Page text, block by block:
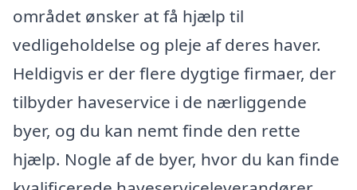
området ønsker at få hjælp til
vedligeholdelse og pleje af deres haver.
Heldigvis er der flere dygtige firmaer, der
tilbyder haveservice i de nærliggende
byer, og du kan nemt finde den rette
hjælp. Nogle af de byer, hvor du kan finde